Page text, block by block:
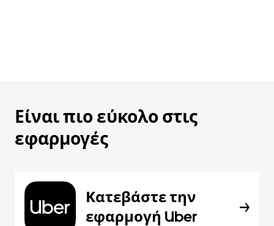
Είναι πιο εύκολο στις
εφαρμογές
Κατεβάστε την
εφαρμογή Uber